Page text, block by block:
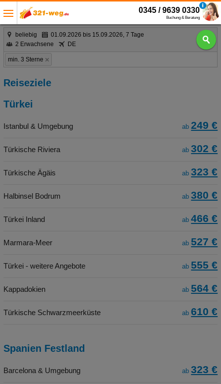
0345 / 9639 0330
Buchung & Beratung
beliebig
01.09.2026 bis 15.09.2026, 7 Tage
2 Erwachsene
DE
min. 3 Sterne
Reiseziele
Türkei
Istanbul & Umgebung ab 249 €
Türkische Riviera ab 302 €
Türkische Ägäis ab 323 €
Halbinsel Bodrum ab 380 €
Türkei Inland ab 466 €
Marmara-Meer ab 527 €
Türkei - weitere Angebote ab 555 €
Kappadokien ab 564 €
Türkische Schwarzmeerküste ab 610 €
Spanien Festland
Barcelona & Umgebung ab 323 €